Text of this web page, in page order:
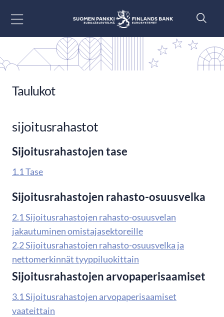
Taulukot
sijoitusrahastot
Sijoitusrahastojen tase
1.1 Tase
Sijoitusrahastojen rahasto-osuusvelka
2.1 Sijoitusrahastojen rahasto-osuusvelan
jakautuminen omistajasektoreille
2.2 Sijoitusrahastojen rahasto-osuusvelka ja
nettomerkinnät tyyppiluokittain
Sijoitusrahastojen arvopaperisaamiset
3.1 Sijoitusrahastojen arvopaperisaamiset
vaateittain